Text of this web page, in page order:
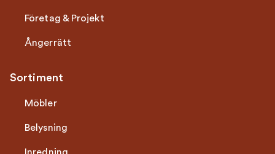
Företag & Projekt
Ångerrätt
Sortiment
Möbler
Belysning